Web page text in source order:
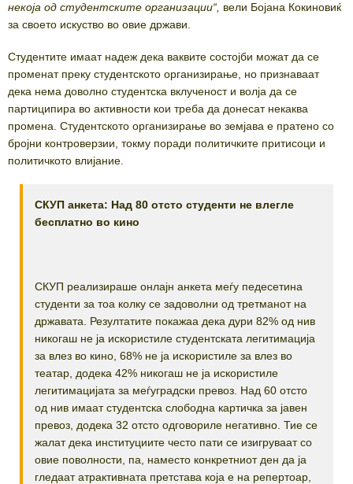
некоја од студентските организации“, вели Бојана Кокиновиќ
за своето искуство во овие држави.
Студентите имаат надеж дека ваквите состојби можат да се
променат преку студентското организирање, но признаваат
дека нема доволно студентска вклученост и волја да се
партиципира во активности кои треба да донесат некаква
промена. Студентското организирање во земјава е пратено со
бројни контроверзии, токму поради политичките притисоци и
политичкото влијание.
СКУП анкета: Над 80 отсто студенти не влегле
бесплатно во кино
СКУП реализираше онлајн анкета меѓу педесетина
студенти за тоа колку се задоволни од третманот на
државата. Резултатите покажаа дека дури 82% од нив
никогаш не ја искористиле студентската легитимација
за влез во кино, 68% не ја искористиле за влез во
театар, додека 42% никогаш не ја искористиле
легитимацијата за меѓуградски превоз. Над 60 отсто
од нив имаат студентска слободна картичка за јавен
превоз, додека 32 отсто одговориле негативно. Тие се
жалат дека институциите често пати се изигруваат со
овие поволности, па, наместо конкретниот ден да ја
гледаат атрактивната претстава која е на репертоар,